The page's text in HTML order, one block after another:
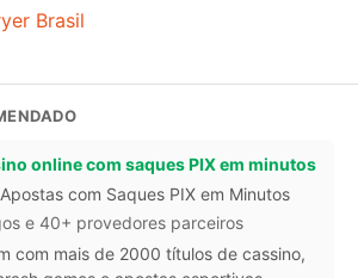
Brasil
online com saques PIX em minutos
com Saques PIX em Minutos
e 40+ provedores parceiros
com mais de 2000 títulos de cassino,